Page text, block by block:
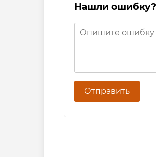
Нашли ошибку?
Отправить